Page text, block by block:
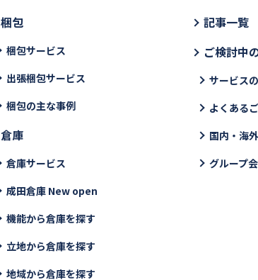
梱包
梱包サービス
出張梱包サービス
梱包の主な事例
倉庫
倉庫サービス
成田倉庫 New open
機能から倉庫を探す
立地から倉庫を探す
地域から倉庫を探す
記事一覧
ご検討中
サービス
よくある
国内・海
グループ